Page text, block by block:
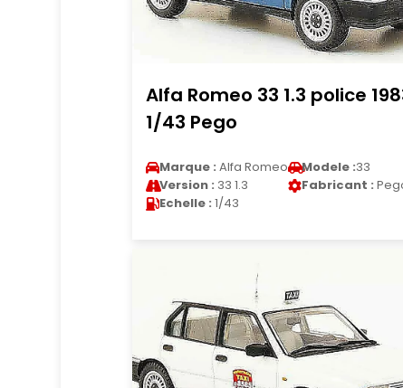
Alfa Romeo 33 1.3 police
1/43 Pego
Marque : Alfa Romeo Modele :33
Version : 33 1.3 Fabricant :
Echelle : 1/43